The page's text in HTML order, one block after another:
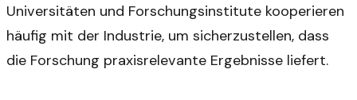
Universitäten und Forschungsinstitute kooperieren
häufig mit der Industrie, um sicherzustellen, dass
die Forschung praxisrelevante Ergebnisse liefert.